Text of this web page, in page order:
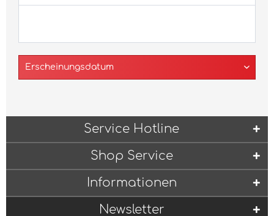
Service Hotline
Shop Service
Informationen
Newsletter